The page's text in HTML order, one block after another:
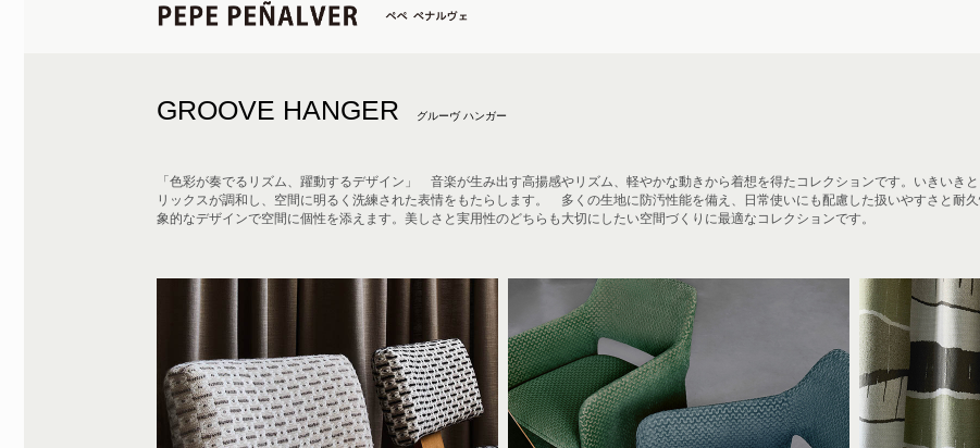
GROOVE HANGER グルーヴ ハンガー
「色彩が奏でるリズム、躍動するデザイン」 音楽が生み出す高揚感やリズム、軽やかな動きから着想を得たコレクションです。いきいき
リックスが調和し、空間に明るく洗練された表情をもたらします。 多くの生地に防汚性能を備え、日常使いにも配慮した扱いやすさと耐
象的なデザインで空間に個性を添えます。美しさと実用性のどちらも大切にしたい空間づくりに最適なコレクションです。